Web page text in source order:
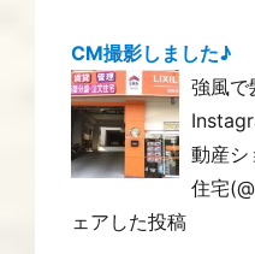
CM撮影しました♪
強風
動産シ
住宅
ェアした投稿